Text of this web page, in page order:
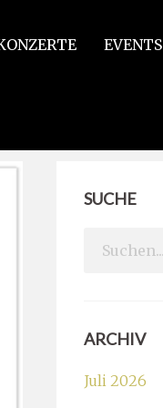
EVENTS
denn je!
SUCHE
Search
ARCHIV
Juli 2026